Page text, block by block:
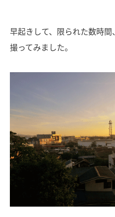
早起きして、限られた数時
撮ってみました。